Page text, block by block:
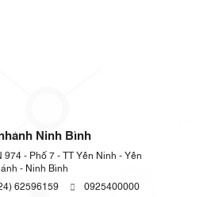
Ninh Bình
974 - Phố 7 - TT Yên Ninh - Yên
- Ninh Bình
62596159
0925400000